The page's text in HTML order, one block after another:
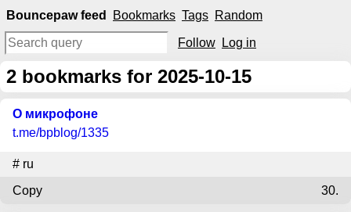
Bouncepaw feed Bookmarks Tags Random
Follow Log in
2 bookmarks for 2025-10-15
О микрофоне
t.me/bpblog/1335
# ru
Copy
30.